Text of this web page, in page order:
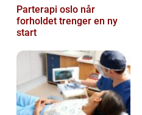
Parterapi oslo når
forholdet trenger en ny
start